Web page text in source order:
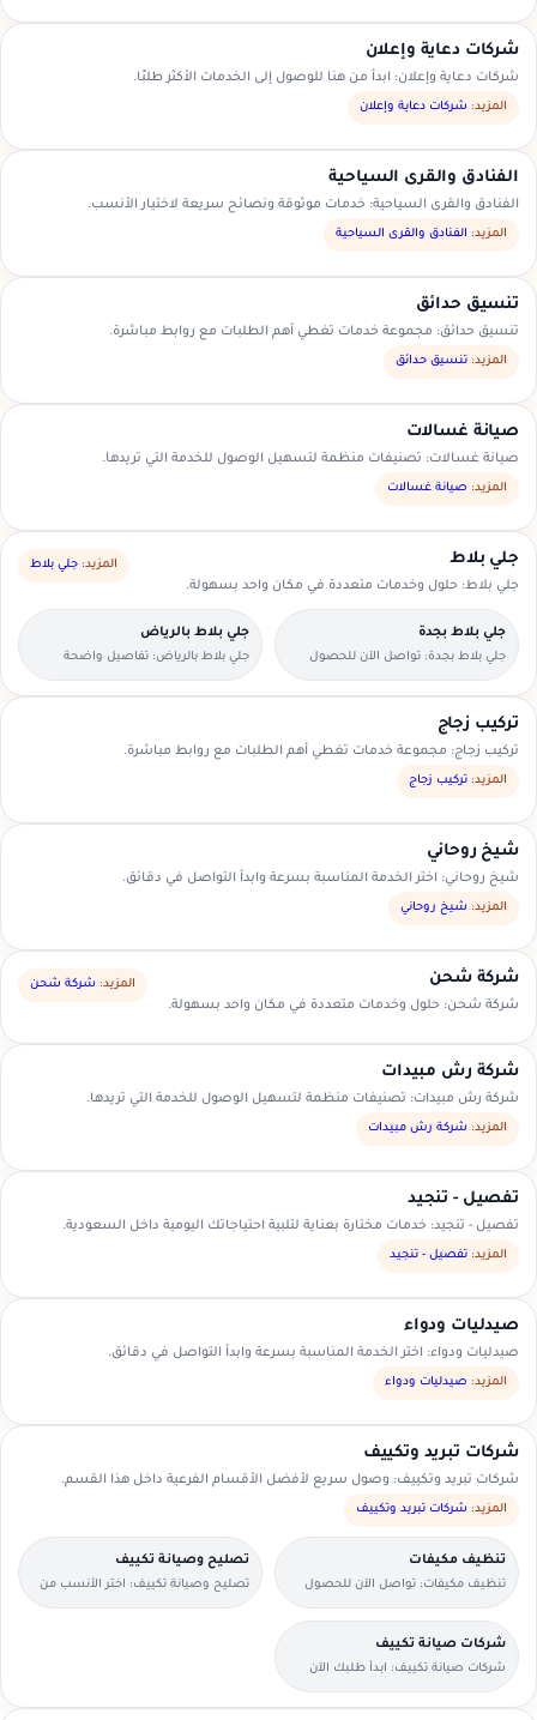
شركات دعاية وإعلان
شركات دعاية وإعلان: ابدأ من هنا للوصول إلى الخدمات الأكثر طلبًا.
المزيد: شركات دعاية وإعلان
الفنادق والقرى السياحية
الفنادق والقرى السياحية: خدمات موثوقة ونصائح سريعة لاختيار الأنسب.
المزيد: الفنادق والقرى السياحية
تنسيق حدائق
تنسيق حدائق: مجموعة خدمات تغطي أهم الطلبات مع روابط مباشرة.
المزيد: تنسيق حدائق
صيانة غسالات
صيانة غسالات: تصنيفات منظمة لتسهيل الوصول للخدمة التي تريدها.
المزيد: صيانة غسالات
جلي بلاط
جلي بلاط: حلول وخدمات متعددة في مكان واحد بسهولة.
المزيد: جلي بلاط
جلي بلاط بجدة
جلي بلاط بجدة: تواصل الآن للحصول
على عرض سعر مناسب.
جلي بلاط بالرياض
جلي بلاط بالرياض: تفاصيل واضحة
لتسهيل اختيار مقدم الخدمة.
تركيب زجاج
تركيب زجاج: مجموعة خدمات تغطي أهم الطلبات مع روابط مباشرة.
المزيد: تركيب زجاج
شيخ روحاني
شيخ روحاني: اختر الخدمة المناسبة بسرعة وابدأ التواصل في دقائق.
المزيد: شيخ روحاني
شركة شحن
شركة شحن: حلول وخدمات متعددة في مكان واحد بسهولة.
المزيد: شركة شحن
شركة رش مبيدات
شركة رش مبيدات: تصنيفات منظمة لتسهيل الوصول للخدمة التي تريدها.
المزيد: شركة رش مبيدات
تفصيل - تنجيد
تفصيل - تنجيد: خدمات مختارة بعناية لتلبية احتياجاتك اليومية داخل السعودية.
المزيد: تفصيل - تنجيد
صيدليات ودواء
صيدليات ودواء: اختر الخدمة المناسبة بسرعة وابدأ التواصل في دقائق.
المزيد: صيدليات ودواء
شركات تبريد وتكييف
شركات تبريد وتكييف: وصول سريع لأفضل الأقسام الفرعية داخل هذا القسم.
المزيد: شركات تبريد وتكييف
تنظيف مكيفات
تنظيف مكيفات: تواصل الآن للحصول
على عرض سعر مناسب.
تصليح وصيانة تكييف
تصليح وصيانة تكييف: اختر الأنسب من
العروض المتاحة في منطقتك.
شركات صيانة تكييف
شركات صيانة تكييف: ابدأ طلبك الآن
بخطوات بسيطة وواضحة.